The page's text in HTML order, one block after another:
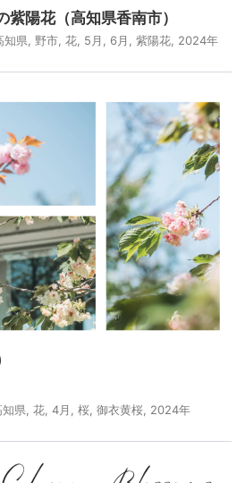
陽花（高知県香南市）
知県 野市 花 5月 6月 紫陽花 2024年
知県 花 4月 桜 御衣黄桜 2024年